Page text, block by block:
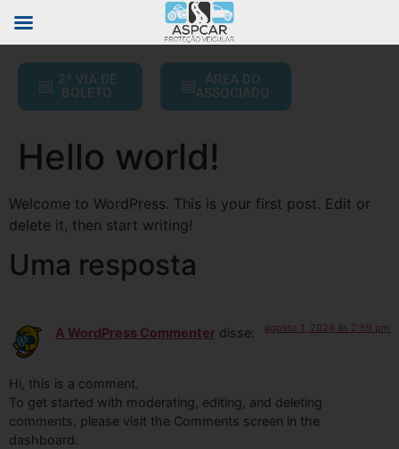
2ª VIA DE
BOLETO
ÁREA DO
ASSOCIADO
Hello world!
Welcome to WordPress. This is your first post. Edit or
delete it, then start writing!
Uma resposta
A WordPress Commenter disse: agosto 1, 2024 às 2:59 pm
Hi, this is a comment.
To get started with moderating, editing, and deleting
comments, please visit the Comments screen in the
dashboard.